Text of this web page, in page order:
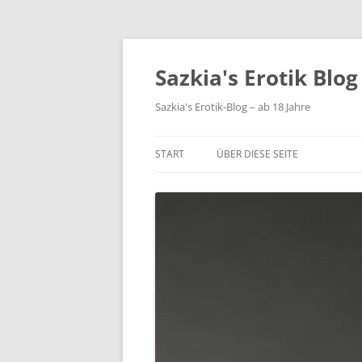
Sazkia's Erotik Blog
Sazkia's Erotik-Blog – ab 18 Jahre
START ÜBER DIESE SEITE